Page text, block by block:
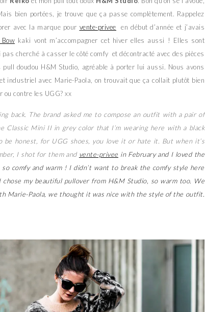
bien portées, je trouve que ça passe complètement. Rappelez
avec la marque pour vente-privee en début d’année et j’avais
Bow kaki vont m’accompagner cet hiver elles aussi ! Elles sont
cherché à casser le côté comfy et décontracté avec des pièces
doudou H&M Studio, agréable à porter lui aussi. Nous avons
industriel avec Marie-Paola, on trouvait que ça collait plutôt bien
ou contre les UGG? xx
back. The brand asked me to compose an outfit with a pair of
Classic Mini II in grey color that I’m wearing here with a black
be honest, for UGG shoes, you love it or hate it. But when it’s
I shot for them and vente-privee in February and I loved the
comfy and warm ! I didn’t want to break the comfy style here
my beautiful pullover from H&M Studio, so warm too. We
Marie-Paola, we thought it was nice with the style of the outfit.